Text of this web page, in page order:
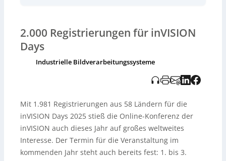
2.000 Registrierungen für inVISION
Days
Industrielle Bildverarbeitungssysteme
Mit 1.981 Registrierungen aus 58 Ländern für die
inVISION Days 2025 stieß die Online-Konferenz der
inVISION auch dieses Jahr auf großes weltweites
Interesse. Der Termin für die Veranstaltung im
kommenden Jahr steht auch bereits fest: 1. bis 3.